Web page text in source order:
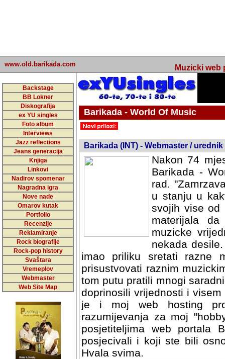
www.old.barikada.com Muzicki web
Backstage
BB Lokner
Diskografija
ex YU singles
Foto album
Interviews
Jazz reflections
Jeans generacija
Knjiga
Linkovi
Nadirov spomenar
Nagradna igra
Nove nade
Omarov kutak
Portfolio
Recenzije
Reklamiranje
Rock biografije
Rock-pop history
Svaštara
Vremeplov
Webmaster
Web Site Map
Barikada - World Of Music
Barikada (INT) - Webmaster / urednik
Nakon 74
Barikada -
rad.
u stanju u
svojih vise od
materijala
muzicke
nekada
imao priliku sretati razne
prisustvovati raznim
tom putu pratili mnogi
doprinosili vrijednosti i
je i moj web hosting
razumijevanja za moj
posjetiteljima web portala
posjecivali i koji ste bili
Hvala svima.